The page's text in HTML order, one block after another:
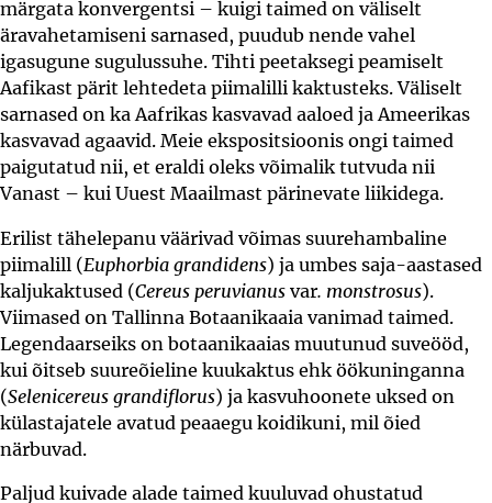
märgata konvergentsi – kuigi taimed on väliselt
äravahetamiseni sarnased, puudub nende vahel
igasugune sugulussuhe. Tihti peetaksegi peamiselt
Aafikast pärit lehtedeta piimalilli kaktusteks. Väliselt
sarnased on ka Aafrikas kasvavad aaloed ja Ameerikas
kasvavad agaavid. Meie ekspositsioonis ongi taimed
paigutatud nii, et eraldi oleks võimalik tutvuda nii
Vanast – kui Uuest Maailmast pärinevate liikidega.
Erilist tähelepanu väärivad võimas suurehambaline
piimalill (Euphorbia grandidens) ja umbes saja-aastased
kaljukaktused (Cereus peruvianus var. monstrosus).
Viimased on Tallinna Botaanikaaia vanimad taimed.
Legendaarseiks on botaanikaaias muutunud suveööd,
kui õitseb suureõieline kuukaktus ehk öökuninganna
(Selenicereus grandiflorus) ja kasvuhoonete uksed on
külastajatele avatud peaaegu koidikuni, mil õied
närbuvad.
Paljud kuivade alade taimed kuuluvad ohustatud